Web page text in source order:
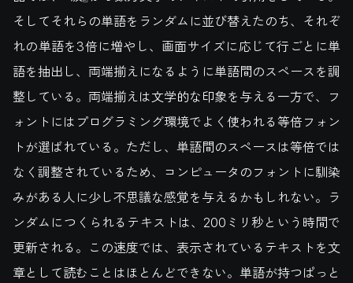
そしてそれらの単語をランダムに並び替えたのち、それぞ
れの単語を3倍に増やし、画面サイズに応じて行ごとに単
語を抽出し、両端揃えになるように単語間のスペースを調
整している。両端揃えは文学的な印象を与える一方で、フ
ォントにはプログラミング環境でよく使われる等倍フォン
トが選ばれている。ただし、単語間のスペースは等倍では
なく調整されているため、コンピュータのフォントに馴染
みがある人に少し不思議な感覚を与えるかもしれない。ラ
ンダムにつくられるテキストは、200ミリ秒という時間で
更新される。この速度では、表示されているテキストを文
章として読むことはほとんどできない。単語が持つぱっと